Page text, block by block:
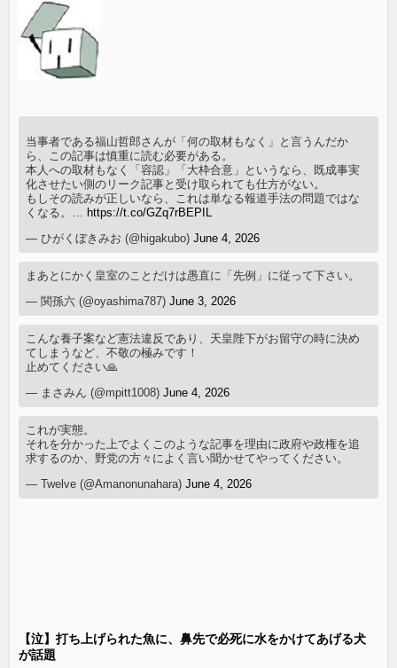
当事者である福山哲郎さんが「何の取材もなく」と言うんだか
ら、この記事は慎重に読む必要がある。
本人への取材もなく「容認」「大枠合意」というなら、既成事実
化させたい側のリーク記事と受け取られても仕方がない。
もしその読みが正しいなら、これは単なる報道手法の問題ではな
くなる。… https://t.co/GZq7rBEPIL
— ひがくぼきみお (@higakubo)June 4, 2026
まあとにかく皇室のことだけは愚直に「先例」に従って下さい。
— 関孫六 (@oyashima787)June 3, 2026
こんな養子案など憲法違反であり、天皇陛下がお留守の時に決め
てしまうなど、不敬の極みです！
止めてください🙏
— まさみん (@mpitt1008)June 4, 2026
これが実態。
それを分かった上でよくこのような記事を理由に政府や政権を追
求するのか、野党の方々によく言い聞かせてやってください。
— Twelve (@Amanonunahara)June 4, 2026
【泣】打ち上げられた魚に、鼻先で必死に水をかけてあげる犬
が話題